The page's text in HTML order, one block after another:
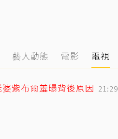
藝人動態 電影 電視
紫布爾羞曝背後原因 21:29